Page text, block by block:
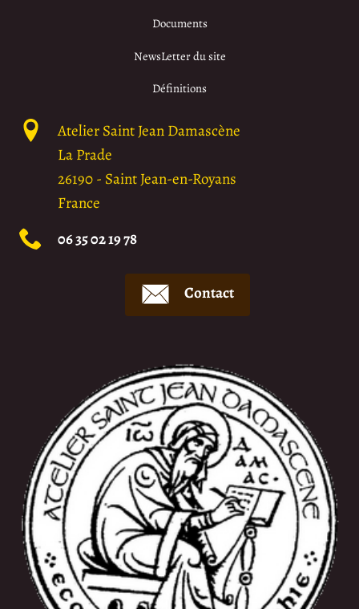
Documents
NewsLetter du site
Définitions
Atelier Saint Jean Damascène
La Prade
26190- Saint Jean-en-Royans
France
06 35 02 19 78
Contact